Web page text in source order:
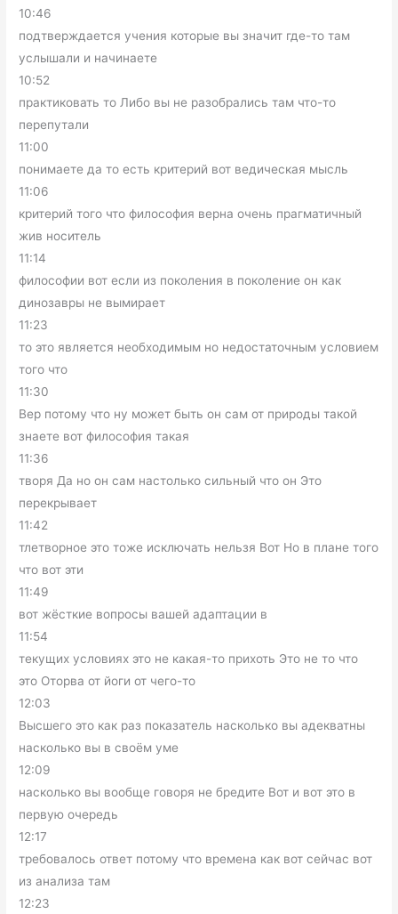
10:46
подтверждается учения которые вы значит где-то там
услышали и начинаете
10:52
практиковать то Либо вы не разобрались там что-то
перепутали
11:00
понимаете да то есть критерий вот ведическая мысль
11:06
критерий того что философия верна очень прагматичный
жив носитель
11:14
философии вот если из поколения в поколение он как
динозавры не вымирает
11:23
то это является необходимым но недостаточным условием
того что
11:30
Вер потому что ну может быть он сам от природы такой
знаете вот философия такая
11:36
творя Да но он сам настолько сильный что он Это
перекрывает
11:42
тлетворное это тоже исключать нельзя Вот Но в плане того
что вот эти
11:49
вот жёсткие вопросы вашей адаптации в
11:54
текущих условиях это не какая-то прихоть Это не то что
это Оторва от йоги от чего-то
12:03
Высшего это как раз показатель насколько вы адекватны
насколько вы в своём уме
12:09
насколько вы вообще говоря не бредите Вот и вот это в
первую очередь
12:17
требовалось ответ потому что времена как вот сейчас вот
из анализа там
12:23